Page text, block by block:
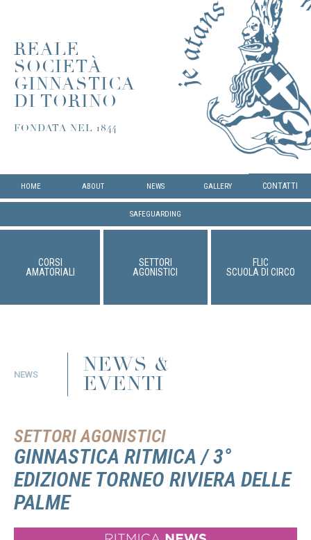
REALE
SOCIETÀ
GINNASTICA
DI TORINO
FONDATA NEL 1844
HOME ABOUT NEWS GALLERY CONTATTI
SAFEGUARDING
CORSI
AMATORIALI
SETTORI
AGONISTICI
FLIC
SCUOLA DI CIRCO
NEWS
NEWS &
EVENTI
SETTORI AGONISTICI
GINNASTICA RITMICA / 3°
EDIZIONE TORNEO RIVIERA DELLE
PALME